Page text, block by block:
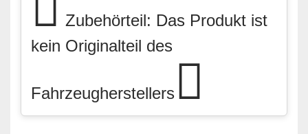
Zubehörteil: Das Produkt ist
kein Originalteil des
Fahrzeugherstellers